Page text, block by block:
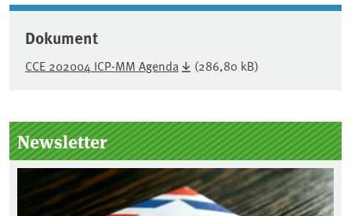
Dokument
CCE 202004 ICP-MM Agenda (286,80 kB)
Seitenleiste
Newsletter